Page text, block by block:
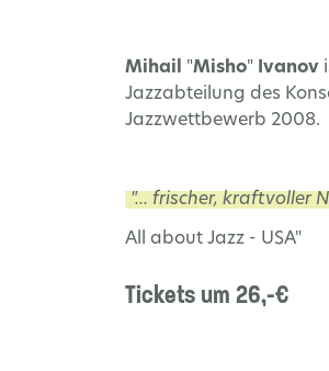
Mihail "Misho" Ivanov
Jazzabteilung des
Jazzwettbewerb 2008.
"... frischer, kraftvoller
All about Jazz - USA"
Tickets um 26,-€